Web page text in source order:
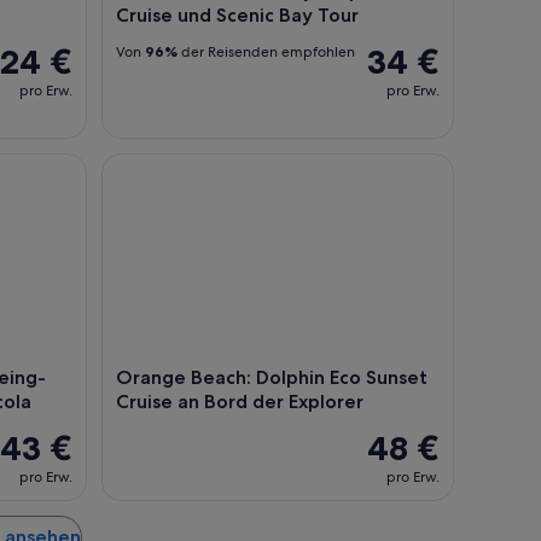
24 €
pro Erw.
Cruise und Scenic Bay Tour
34 €
pro Erw.
Von 96% der Reisenden empfohlen
43 €
pro Erw.
Orange Beach: Dolphin Eco Sunset
Cruise an Bord der Explorer
48 €
pro Erw.